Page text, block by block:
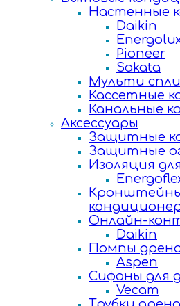
Настенные
Daikin
Pioneer
Sakata
Мульти
Кассетные
Канальные
Аксессуары
Защитные
Защитные
Изоляция
Онлайн-
Daikin
Помпы
Aspen
Сифоны для
Vecam